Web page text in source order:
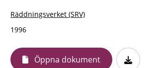
Räddningsverket (SRV)
1996
Öppna dokument